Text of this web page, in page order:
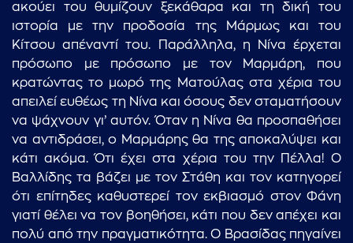
ακούει του θυμίζουν ξεκάθαρα και τη δική του
ιστορία με την προδοσία της Μάρμως και του
Κίτσου απέναντί του. Παράλληλα, η Νίνα έρχεται
πρόσωπο με πρόσωπο με τον Μαρμάρη, που
κρατώντας το μωρό της Ματούλας στα χέρια του
απειλεί ευθέως τη Νίνα και όσους δεν σταματήσουν
να ψάχνουν γι’ αυτόν. Όταν η Νίνα θα προσπαθήσει
να αντιδράσει, ο Μαρμάρης θα της αποκαλύψει και
κάτι ακόμα. Ότι έχει στα χέρια του την Πέλλα! Ο
Βαλλίδης τα βάζει με τον Στάθη και τον κατηγορεί
ότι επίτηδες καθυστερεί τον εκβιασμό στον Φάνη
γιατί θέλει να τον βοηθήσει, κάτι που δεν απέχει και
πολύ από την πραγματικότητα. Ο Βρασίδας πηγαίνει